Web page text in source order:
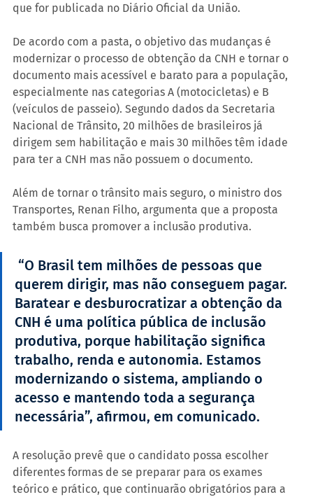
que for publicada no Diário Oficial da União.
De acordo com a pasta, o objetivo das mudanças é
modernizar o processo de obtenção da CNH e tornar o
documento mais acessível e barato para a população,
especialmente nas categorias A (motocicletas) e B
(veículos de passeio). Segundo dados da Secretaria
Nacional de Trânsito, 20 milhões de brasileiros já
dirigem sem habilitação e mais 30 milhões têm idade
para ter a CNH mas não possuem o documento.
Além de tornar o trânsito mais seguro, o ministro dos
Transportes, Renan Filho, argumenta que a proposta
também busca promover a inclusão produtiva.
querem dirigir, mas não conseguem pagar.
Baratear e desburocratizar a obtenção da
CNH é uma política pública de inclusão
produtiva, porque habilitação significa
trabalho, renda e autonomia. Estamos
modernizando o sistema, ampliando o
acesso e mantendo toda a segurança
necessária”, afirmou, em comunicado.
A resolução prevê que o candidato possa escolher
diferentes formas de se preparar para os exames
teórico e prático, que continuarão obrigatórios para a